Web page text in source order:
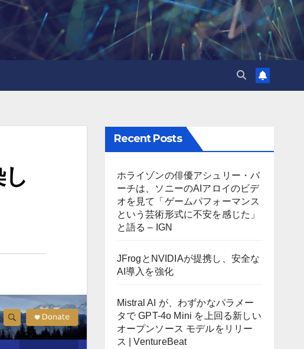
Recent Posts
ホライゾンの俳優アシュリー・バ
ーチは、ソニーのAIアロイのビデ
オを見て「ゲームパフォーマンス
という芸術形式に不安を感じた」
と語る – IGN
JFrogとNVIDIAが提携し、安全な
AI導入を強化
Mistral AI が、わずかなパラメー
タで GPT-4o Mini を上回る新しい
オープンソース モデルをリリー
ス | VentureBeat